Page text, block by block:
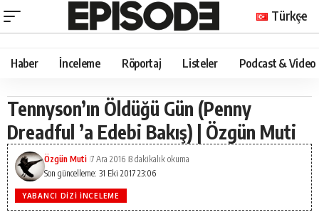
Türkçe
Haber İnceleme Röportaj Listeler Podcast & Video
Tennyson’ın Öldüğü Gün (Penny
Dreadful ’a Edebi Bakış) | Özgün Muti
Son güncelleme: 31 Eki 2017 23:06
Özgün Muti 7 Ara 2016 8 dakikalık okuma
YABANCI DIZI İNCELEME